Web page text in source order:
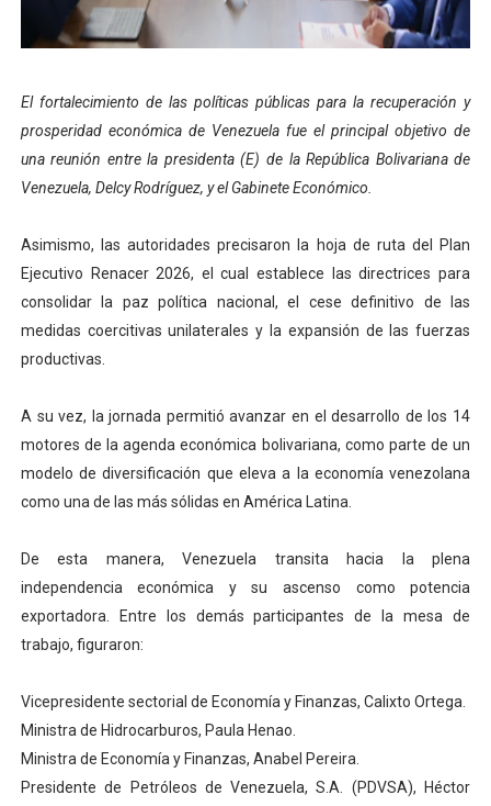
Fundecem inició con éxito el taller vacacional de
Plan Vacacional "Venezuela Ríe 2026" brinda
Inicia el plan vacacional Venezuela Renace en el
El fortalecimiento de las políticas públicas para la recuperación y
prosperidad económica de Venezuela fue el principal objetivo de
una reunión entre la presidenta (E) de la República Bolivariana de
Venezuela, Delcy Rodríguez, y el Gabinete Económico.
Asimismo, las autoridades precisaron la hoja de ruta del Plan
Ejecutivo Renacer 2026, el cual establece las directrices para
consolidar la paz política nacional, el cese definitivo de las
medidas coercitivas unilaterales y la expansión de las fuerzas
productivas.
A su vez, la jornada permitió avanzar en el desarrollo de los 14
motores de la agenda económica bolivariana, como parte de un
modelo de diversificación que eleva a la economía venezolana
como una de las más sólidas en América Latina.
De esta manera, Venezuela transita hacia la plena
independencia económica y su ascenso como potencia
exportadora. Entre los demás participantes de la mesa de
trabajo, figuraron:
Vicepresidente sectorial de Economía y Finanzas, Calixto Ortega.
Ministra de Hidrocarburos, Paula Henao.
Ministra de Economía y Finanzas, Anabel Pereira.
Presidente de Petróleos de Venezuela, S.A. (PDVSA), Héctor